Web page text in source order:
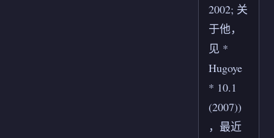
2002; 关
于他，
见 *
Hugoye
* 10.1
(2007))
，最近